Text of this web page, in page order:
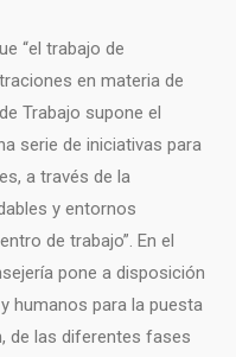
“el trabajo de
en materia de
Trabajo supone el
serie de iniciativas para
a través de la
y entornos
de trabajo”. En el
pone a disposición
humanos para la puesta
de las diferentes fases